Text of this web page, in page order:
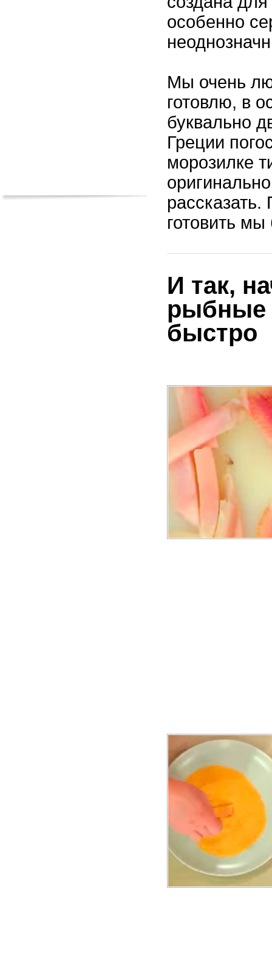
особенно
Мы очень
готовлю, в
буквально
Греции
морозилке
готовить
И так,
рыбные
быстро